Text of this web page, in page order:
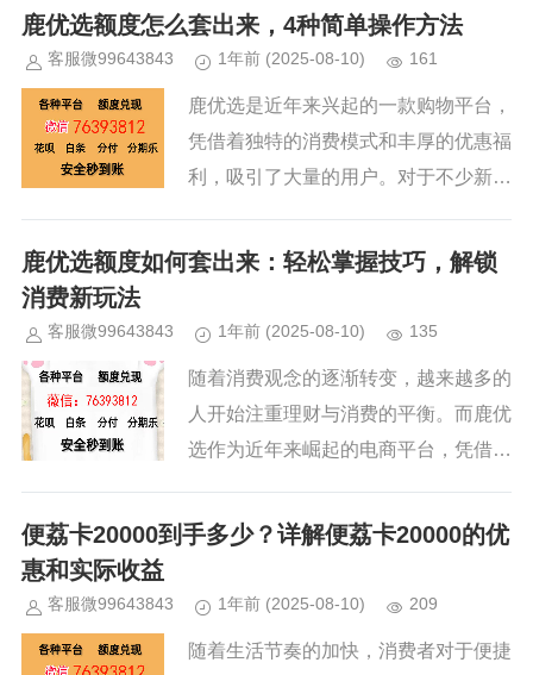
于很多用户来说，鹿优选不仅是一个购
买商品的地方，更是一个享受优惠...
鹿优选额度怎么套出来，4种简单操作方法
客服微99643843 1年前 (2025-08-10) 161
鹿优选是近年来兴起的一款购物平台，
凭借着独特的消费模式和丰厚的优惠福
利，吸引了大量的用户。对于不少新手
度套出来，是一个令人困惑的问题。其
鹿优选额度如何套出来：轻松掌握技巧，解锁
消费新玩法
客服微99643843 1年前 (2025-08-10) 135
随着消费观念的逐渐转变，越来越多的
人开始注重理财与消费的平衡。而鹿优
选作为近年来崛起的电商平台，凭借其
速吸引了大量用户。通过鹿优选，用户
便荔卡20000到手多少？详解便荔卡20000的优
惠和实际收益
客服微99643843 1年前 (2025-08-10) 209
随着生活节奏的加快，消费者对于便捷